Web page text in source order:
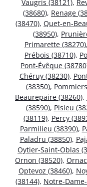
Vaugris (38121),
(38680), Renage
(38470), Quet-en-
(38950),
Primarette (38270),
Prébois (38710),
Pont-Évêque
Chéruy (38230),
(38350),
Beaurepaire (38260),
(38590), Pisieu
(38119), Percy
Parmilieu (38390),
Paladru (38850),
Oytier-Saint-Oblas
Ornon (38520),
Optevoz (38460),
(38144), Notre-